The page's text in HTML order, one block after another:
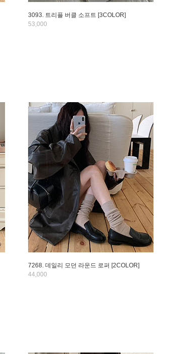
3093. 트리플 버클 소프트 [3COLOR]
53,000
7268. 데일리 모던 라운드 로퍼 [2COLOR]
44,000